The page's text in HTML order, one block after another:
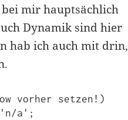
mir hauptsächlich
Dynamik sind hier
hab ich auch mit drin,
vorher setzen!)
'n/a';